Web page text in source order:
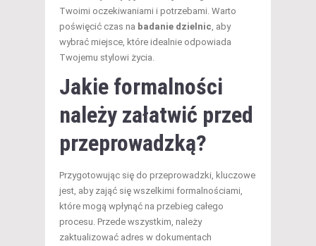
Twoimi oczekiwaniami i potrzebami. Warto
poświęcić czas na badanie dzielnic , aby
wybrać miejsce, które idealnie odpowiada
Twojemu stylowi życia.
Jakie formalności
należy załatwić przed
przeprowadzką?
Przygotowując się do przeprowadzki, kluczowe
jest, aby zająć się wszelkimi formalnościami,
które mogą wpłynąć na przebieg całego
procesu. Przede wszystkim, należy
zaktualizować adres w dokumentach